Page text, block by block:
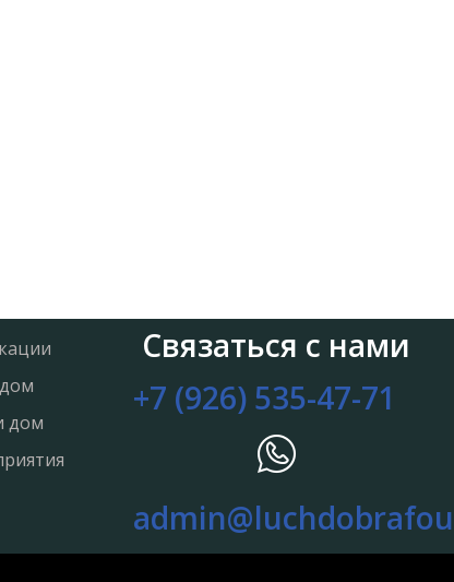
дом
Связаться с нами
+7 (926) 535-47-71